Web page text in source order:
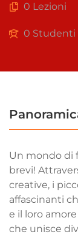
0 Lezioni
0 Studenti
Un mondo di
brevi!
creative, i
affascinanti
e il loro
che unisce